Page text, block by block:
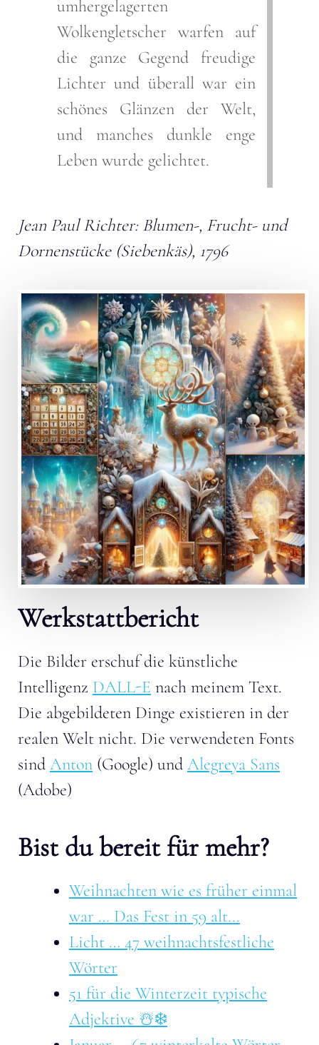
umhergelagerten
Wolkengletscher warfen auf
die ganze Gegend freudige
Lichter und überall war ein
schönes Glänzen der Welt,
und manches dunkle enge
Leben wurde gelichtet.
Jean Paul Richter: Blumen-, Frucht- und
Dornenstücke (Siebenkäs), 1796
Werkstattbericht
Die Bilder erschuf die künstliche
Intelligenz DALL-E nach meinem Text.
Die abgebildeten Dinge existieren in der
realen Welt nicht. Die verwendeten Fonts
sind Anton (Google) und Alegreya Sans
(Adobe)
Bist du bereit für mehr?
Weihnachten wie es früher einmal
war … Das Fest in 59 alt...
Licht … 47 weihnachtsfestliche
Wörter
51 für die Winterzeit typische
Adjektive ☃️❄️